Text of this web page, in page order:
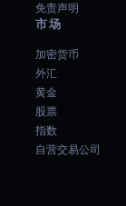
免责声明
市场
加密货币
外汇
黄金
股票
指数
自营交易公司